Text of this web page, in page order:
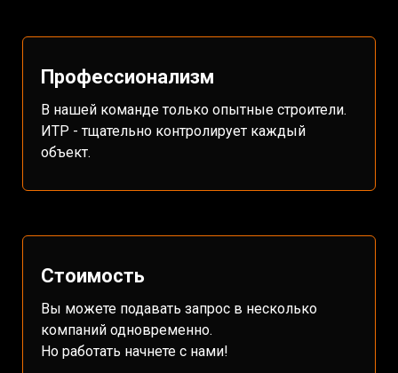
Профессионализм
В нашей команде только опытные строители.
ИТР - тщательно контролирует каждый
объект.
Стоимость
Вы можете подавать запрос в несколько
компаний одновременно.
Но работать начнете с нами!